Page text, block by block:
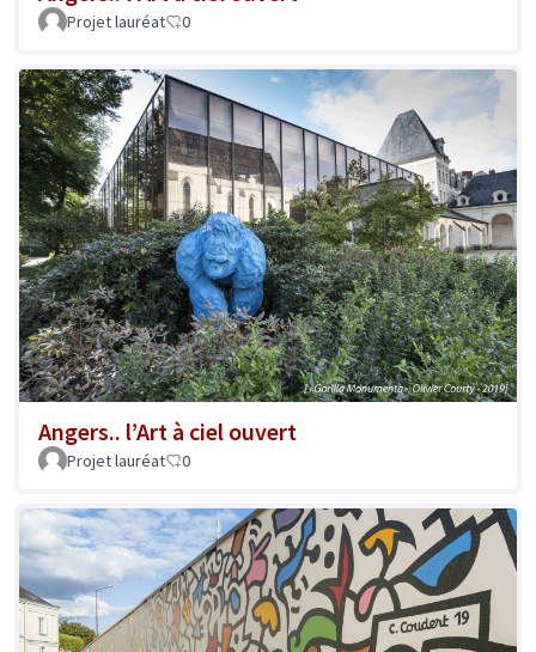
Projet lauréat 0
Angers.. l’Art à ciel ouvert
Projet lauréat 0